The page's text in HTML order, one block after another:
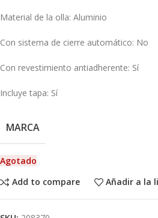
Material de la olla: Aluminio
Con sistema de cierre automático: No
Con revestimiento antiadherente: Sí
Incluye tapa: Sí
MARCA
Agotado
Add to compare
Añadir a la